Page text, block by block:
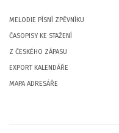
MELODIE PÍSNÍ ZPĚVNÍKU
ČASOPISY KE STAŽENÍ
Z ČESKÉHO ZÁPASU
EXPORT KALENDÁŘE
MAPA ADRESÁŘE